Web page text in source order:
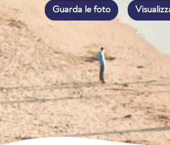
Guarda le foto